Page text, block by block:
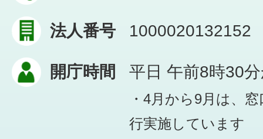
法人番号 1000020132152
開庁時間 平日 午前8時30
・4月から9月は、
行実施しています